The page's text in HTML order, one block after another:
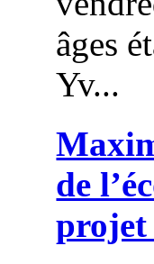
âges
Yv...
de
projet